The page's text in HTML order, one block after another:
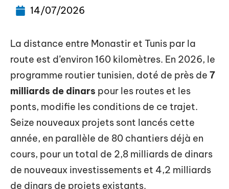
14/07/2026
La distance entre Monastir et Tunis par la
route est d’environ 160 kilomètres. En 2026, le
programme routier tunisien, doté de près de 7
milliards de dinars pour les routes et les
ponts, modifie les conditions de ce trajet.
Seize nouveaux projets sont lancés cette
année, en parallèle de 80 chantiers déjà en
cours, pour un total de 2,8 milliards de dinars
de nouveaux investissements et 4,2 milliards
de dinars de projets existants.